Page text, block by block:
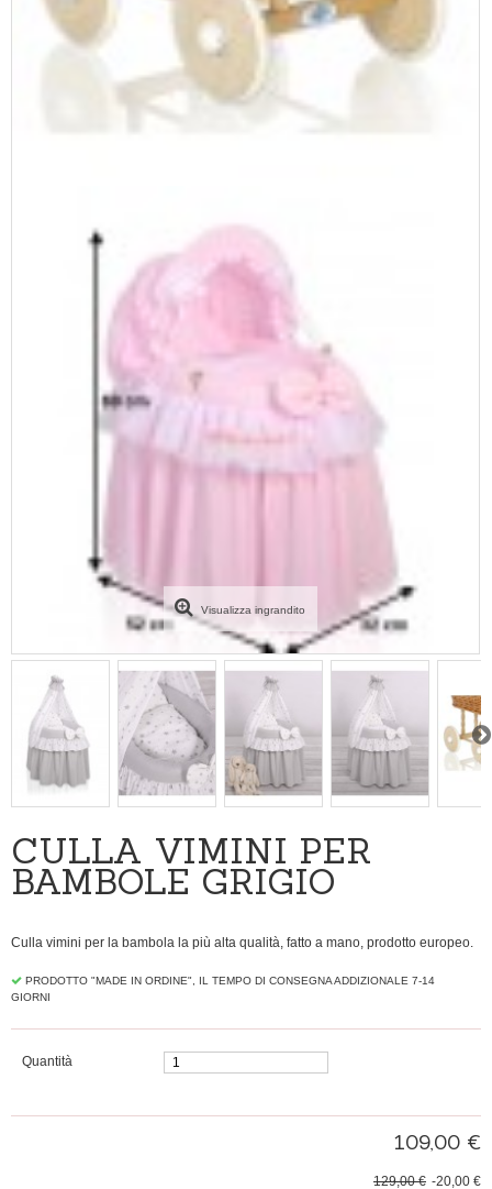
Visualizza ingrandito
CULLA VIMINI PER
BAMBOLE GRIGIO
Culla vimini per la bambola la più alta qualità, fatto a mano, prodotto europeo.
PRODOTTO "MADE IN ORDINE", IL TEMPO DI CONSEGNA ADDIZIONALE 7-14
GIORNI
Quantità
109,00 €
-20,00 €
129,00 €